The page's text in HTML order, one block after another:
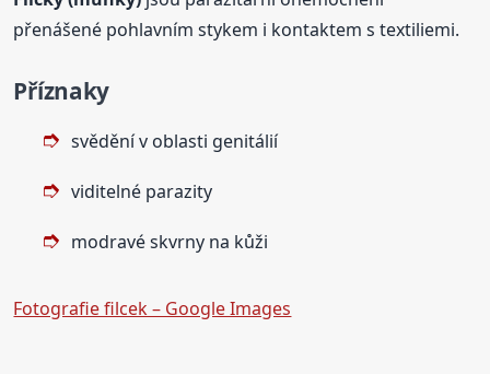
přenášené pohlavním stykem i kontaktem s textiliemi.
Příznaky
svědění v oblasti genitálií
viditelné parazity
modravé skvrny na kůži
Fotografie filcek – Google Images